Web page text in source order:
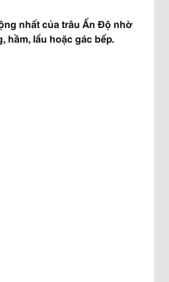
nhất của trâu Ấn Độ nhờ
hầm, lẩu hoặc gác bếp.